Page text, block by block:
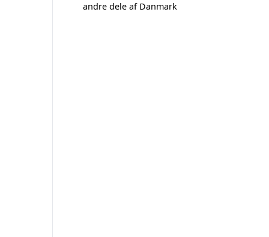
andre dele af Danmark